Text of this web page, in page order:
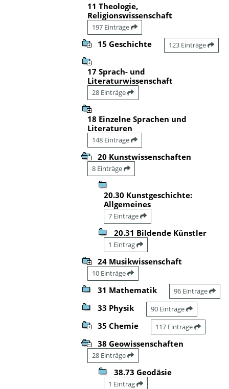
11 Theologie,
Religionswissenschaft
197 Einträge
15 Geschichte 123 Einträge
17 Sprach- und
Literaturwissenschaft
28 Einträge
18 Einzelne Sprachen und
Literaturen
148 Einträge
20 Kunstwissenschaften
8 Einträge
20.30 Kunstgeschichte:
Allgemeines
7 Einträge
20.31 Bildende Künstler
1 Eintrag
24 Musikwissenschaft
10 Einträge
31 Mathematik 96 Einträge
33 Physik 90 Einträge
35 Chemie 117 Einträge
38 Geowissenschaften
28 Einträge
38.73 Geodäsie
1 Eintrag